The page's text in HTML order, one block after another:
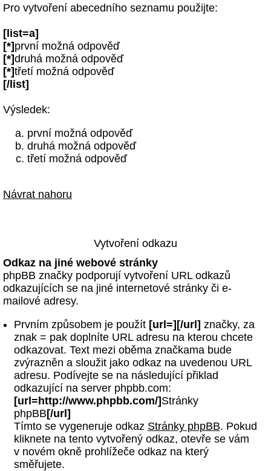
Pro vytvoření abecedního seznamu použijte:
[list=a]
[*] první možná odpověď
[*]druhá možná odpověď
[*]třetí možná odpověď
[/list]
Výsledek:
první možná odpověď
druhá možná odpověď
třetí možná odpověď
Návrat nahoru
Vytvoření odkazu
Odkaz na jiné webové stránky
phpBB značky podporují vytvoření URL odkazů
odkazujících se na jiné internetové stránky či e-
mailové adresy.
Prvním způsobem je použít [url=][/url] značky, za
znak = pak doplníte URL adresu na kterou chcete
odkazovat. Text mezi oběma značkama bude
zvýrazněn a sloužit jako odkaz na uvedenou URL
adresu. Podívejte se na následující přiklad
odkazující na server phpbb.com:
[url=http://www.phpbb.com/]Stránky
phpBB[/url]
Tímto se vygeneruje odkaz Stránky phpBB. Pokud
kliknete na tento vytvořený odkaz, otevře se vám
v novém okně prohlížeče odkaz na který
směřujete.